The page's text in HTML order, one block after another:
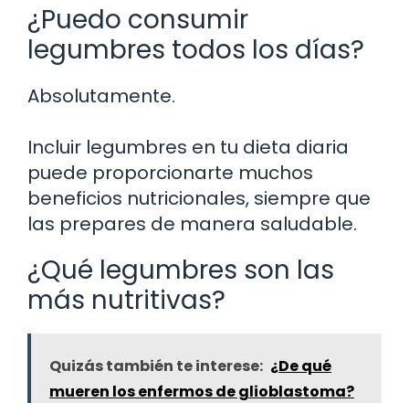
¿Puedo consumir
legumbres todos los días?
Absolutamente.
Incluir legumbres en tu dieta diaria
puede proporcionarte muchos
beneficios nutricionales, siempre que
las prepares de manera saludable.
¿Qué legumbres son las
más nutritivas?
Quizás también te interese: ¿De qué
mueren los enfermos de glioblastoma?